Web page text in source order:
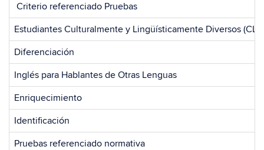
Criterio referenciado Pruebas
Estudiantes Culturalmente y Lingüísticamente Diversos
Diferenciación
Inglés para Hablantes de Otras Lenguas
Enriquecimiento
Identificación
Pruebas referenciado normativa